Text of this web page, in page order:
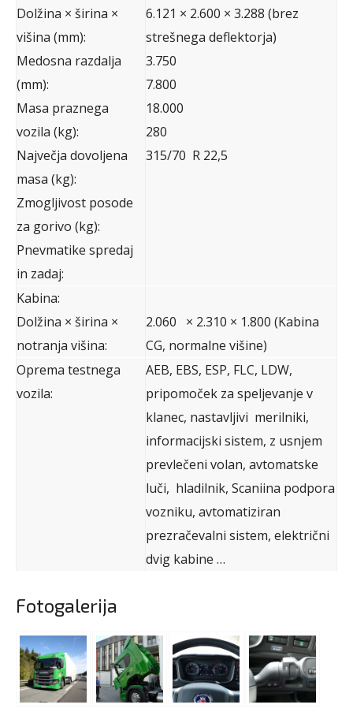
Dolžina × širina ×
višina (mm):
Medosna razdalja
(mm):
Masa praznega
vozila (kg):
Največja dovoljena
masa (kg):
Zmogljivost posode
za gorivo (kg):
Pnevmatike spredaj
in zadaj:
6.121 × 2.600 × 3.288 (brez
strešnega deflektorja)
3.750
7.800
18.000
280
315/70 R 22,5
Kabina:
Dolžina × širina ×
notranja višina:
2.060 × 2.310 × 1.800 (Kabina
CG, normalne višine)
Oprema testnega
vozila:
AEB, EBS, ESP, FLC, LDW,
pripomoček za speljevanje v
klanec, nastavljivi merilniki,
informacijski sistem, z usnjem
prevlečeni volan, avtomatske
luči, hladilnik, Scaniina podpora
vozniku, avtomatiziran
prezračevalni sistem, električni
dvig kabine …
Fotogalerija